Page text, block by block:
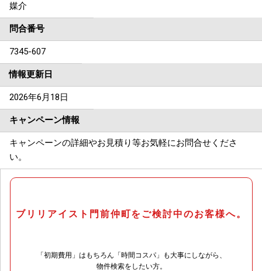
媒介
問合番号
7345-607
情報更新日
2026年6月18日
キャンペーン情報
キャンペーンの詳細やお見積り等お気軽にお問合せくださ
い。
ブリリアイスト門前仲町をご検討中のお客様へ。
「初期費用」はもちろん「時間コスパ」も大事にしながら、
物件検索をしたい方。